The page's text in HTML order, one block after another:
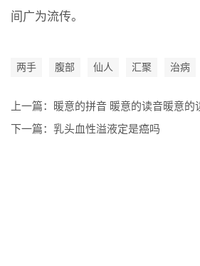
间广为流传。
两手 腹部 仙人 汇聚 治病
上一篇：
暖意的拼音 暖意的读音暖意的
下一篇： 乳头血性溢液定是癌吗